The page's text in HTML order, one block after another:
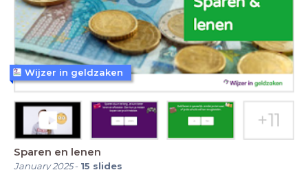
Sparen en lenen
January 2025- 15 slides
Wijzer in geldzaken